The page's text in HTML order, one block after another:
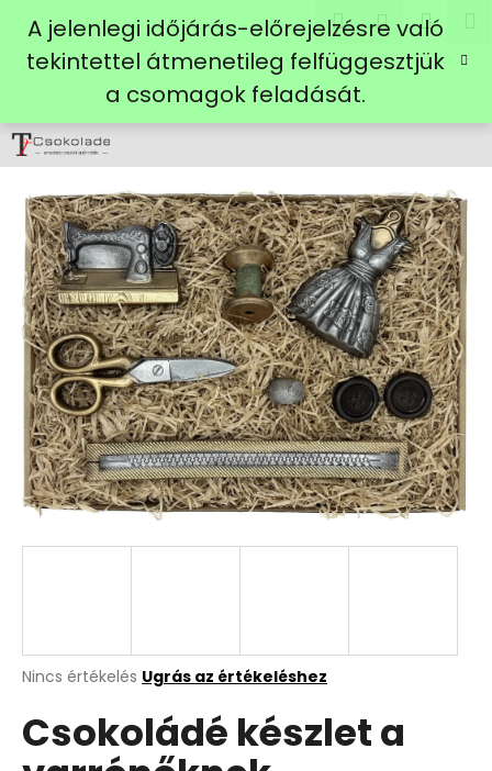
tartalomhoz
A jelenlegi időjárás-előrejelzésre való
tekintettel átmenetileg felfüggesztjük
a csomagok feladását.
Keresés
A
átlagos
értékelése
Nincs értékelés Ugrás az értékeléshez
Csokoládé készlet a
r
Vissza
Vissza
M
i
t
k
e
r
e
s
?
KERESÉS
A
l
j
k